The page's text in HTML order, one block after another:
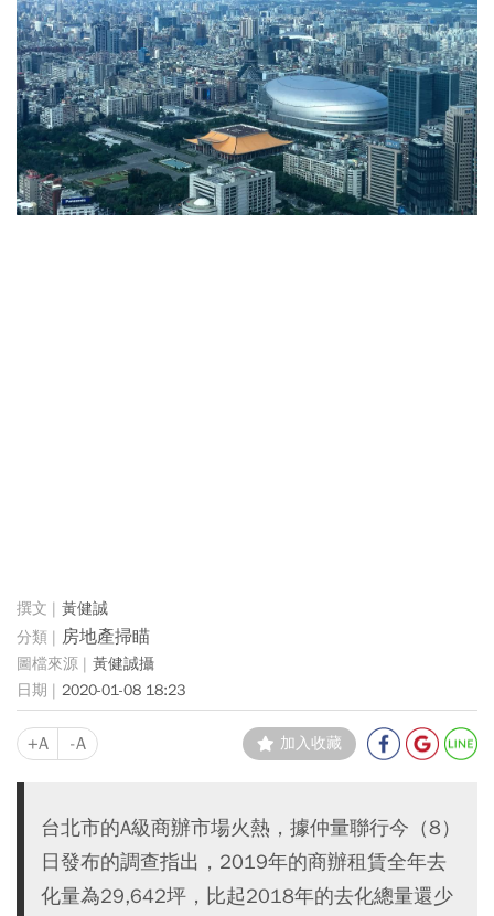
黃健誠
房地產掃瞄
黃健誠攝
2020-01-08 18:23
+A -A 加入收藏
台北市的A級商辦市場火熱，據仲量聯行今（8）
日發布的調查指出，2019年的商辦租賃全年去
化量為29,642坪，比起2018年的去化總量還少